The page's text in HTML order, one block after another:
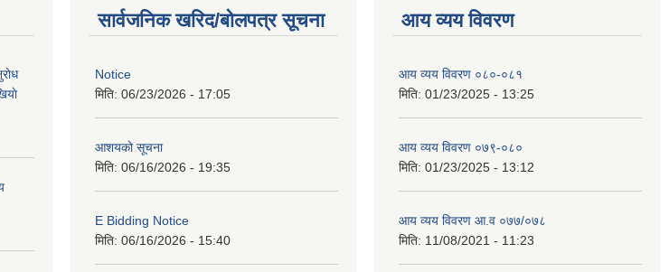
सार्वजनिक खरिद/बोलपत्र सूचना
Notice
मिति: 06/23/2026 - 17:05
आशयको सूचना
मिति: 06/16/2026 - 19:35
E Bidding Notice
मिति: 06/16/2026 - 15:40
आय व्यय विवरण
आय व्यय विवरण ०८०-०८१
मिति: 01/23/2025 - 13:25
आय व्यय विवरण ०७९-०८०
मिति: 01/23/2025 - 13:12
आय व्यय विवरण आ.व ०७७/०७८
मिति: 11/08/2021 - 11:23